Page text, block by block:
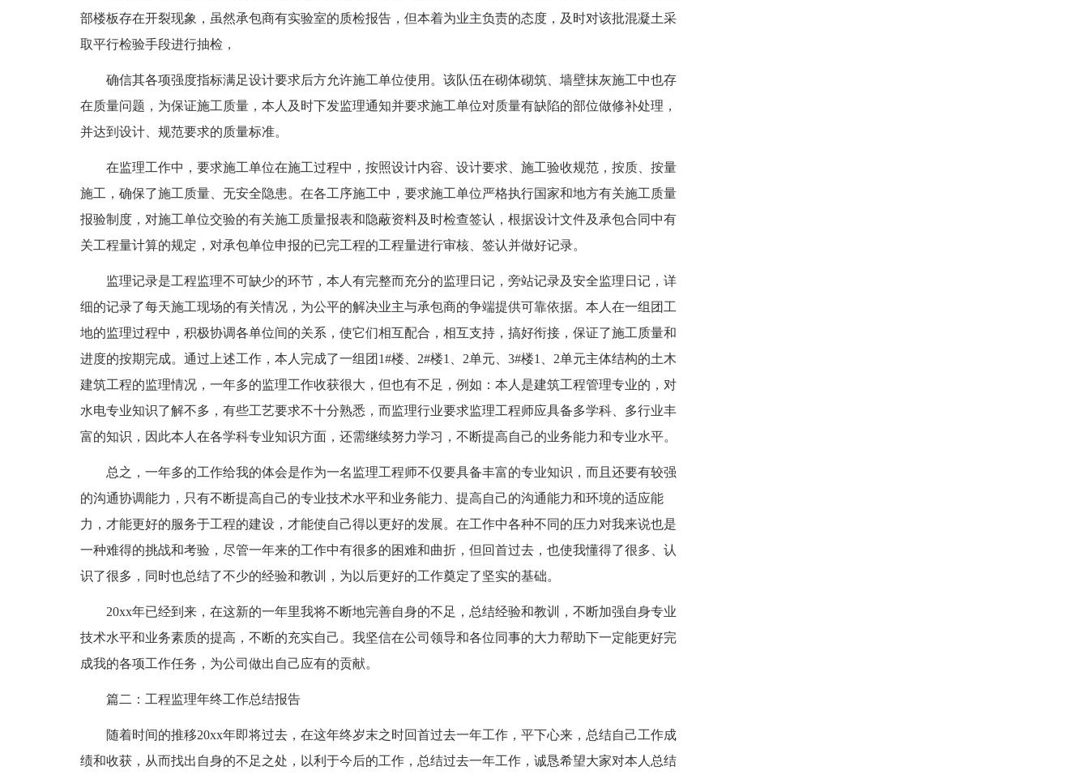
部楼板存在开裂现象，虽然承包商有实验室的质检报告，但本着为业主负责的态度，及时对该批混凝土采
取平行检验手段进行抽检，
确信其各项强度指标满足设计要求后方允许施工单位使用。该队伍在砌体砌筑、墙壁抹灰施工中也存
在质量问题，为保证施工质量，本人及时下发监理通知并要求施工单位对质量有缺陷的部位做修补处理，
并达到设计、规范要求的质量标准。
在监理工作中，要求施工单位在施工过程中，按照设计内容、设计要求、施工验收规范，按质、按量
施工，确保了施工质量、无安全隐患。在各工序施工中，要求施工单位严格执行国家和地方有关施工质量
报验制度，对施工单位交验的有关施工质量报表和隐蔽资料及时检查签认，根据设计文件及承包合同中有
关工程量计算的规定，对承包单位申报的已完工程的工程量进行审核、签认并做好记录。
监理记录是工程监理不可缺少的环节，本人有完整而充分的监理日记，旁站记录及安全监理日记，详
细的记录了每天施工现场的有关情况，为公平的解决业主与承包商的争端提供可靠依据。本人在一组团工
地的监理过程中，积极协调各单位间的关系，使它们相互配合，相互支持，搞好衔接，保证了施工质量和
进度的按期完成。通过上述工作，本人完成了一组团1#楼、2#楼1、2单元、3#楼1、2单元主体结构的土木
建筑工程的监理情况，一年多的监理工作收获很大，但也有不足，例如：本人是建筑工程管理专业的，对
水电专业知识了解不多，有些工艺要求不十分熟悉，而监理行业要求监理工程师应具备多学科、多行业丰
富的知识，因此本人在各学科专业知识方面，还需继续努力学习，不断提高自己的业务能力和专业水平。
总之，一年多的工作给我的体会是作为一名监理工程师不仅要具备丰富的专业知识，而且还要有较强
的沟通协调能力，只有不断提高自己的专业技术水平和业务能力、提高自己的沟通能力和环境的适应能
力，才能更好的服务于工程的建设，才能使自己得以更好的发展。在工作中各种不同的压力对我来说也是
一种难得的挑战和考验，尽管一年来的工作中有很多的困难和曲折，但回首过去，也使我懂得了很多、认
识了很多，同时也总结了不少的经验和教训，为以后更好的工作奠定了坚实的基础。
20xx年已经到来，在这新的一年里我将不断地完善自身的不足，总结经验和教训，不断加强自身专业
技术水平和业务素质的提高，不断的充实自己。我坚信在公司领导和各位同事的大力帮助下一定能更好完
成我的各项工作任务，为公司做出自己应有的贡献。
篇二：工程监理年终工作总结报告
随着时间的推移20xx年即将过去，在这年终岁末之时回首过去一年工作，平下心来，总结自己工作成
绩和收获，从而找出自身的不足之处，以利于今后的工作，总结过去一年工作，诚恳希望大家对本人总结